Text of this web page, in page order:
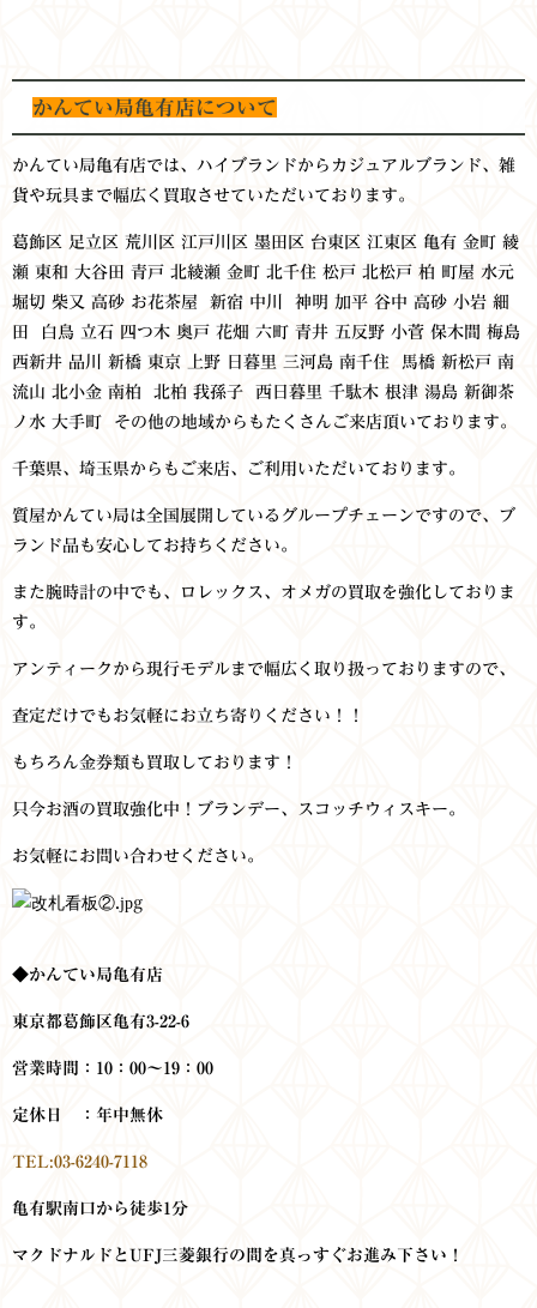
かんてい局亀有店について
かんてい局亀有店では、ハイブランドからカジュアルブランド、雑
貨や玩具まで幅広く買取させていただいております。
葛飾区 足立区 荒川区 江戸川区 墨田区 台東区 江東区 亀有 金町 綾
瀬 東和 大谷田 青戸 北綾瀬 金町 北千住 松戸 北松戸 柏 町屋 水元
堀切 柴又 高砂 お花茶屋 新宿 中川 神明 加平 谷中 高砂 小岩 細
田 白鳥 立石 四つ木 奥戸 花畑 六町 青井 五反野 小菅 保木間 梅島
西新井 品川 新橋 東京 上野 日暮里 三河島 南千住 馬橋 新松戸 南
流山 北小金 南柏 北柏 我孫子 西日暮里 千駄木 根津 湯島 新御茶
ノ水 大手町 その他の地域からもたくさんご来店頂いております。
千葉県、埼玉県からもご来店、ご利用いただいております。
質屋かんてい局は全国展開しているグループチェーンですので、ブ
ランド品も安心してお持ちください。
また腕時計の中でも、ロレックス、オメガの買取を強化しておりま
す。
アンティークから現行モデルまで幅広く取り扱っておりますので、
査定だけでもお気軽にお立ち寄りください！！
もちろん金券類も買取しております！
只今お酒の買取強化中！ブランデー、スコッチウィスキー。
お気軽にお問い合わせください。
◆かんてい局亀有店
東京都葛飾区亀有3-22-6
営業時間：10：00～19：00
定休日 ：年中無休
TEL:03-6240-7118
亀有駅南口から徒歩1分
マクドナルドとUFJ三菱銀行の 間を真っすぐお進み下さい！